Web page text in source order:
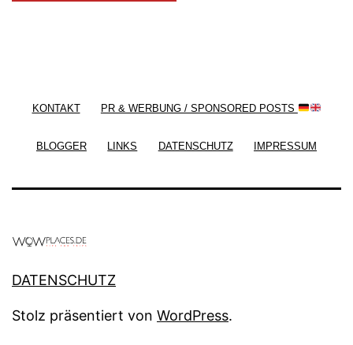
KONTAKT PR & WERBUNG / SPONSORED POSTS
BLOGGER LINKS DATENSCHUTZ IMPRESSUM
DATENSCHUTZ
Stolz präsentiert von WordPress.